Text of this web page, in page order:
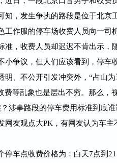
知，发生争执的路段是位于北京
工作服的停车场收费人员向一司
准，收费人员却迟迟不肯出示，
争议，但人们应该看到，停车
明、不公开引发冲突外，“占山
费等乱象也是层出不穷。那么，
涉事路段的停车费用标准到底
友观点大PK，有网友认为车主
车点收费价格为：白天7点到21